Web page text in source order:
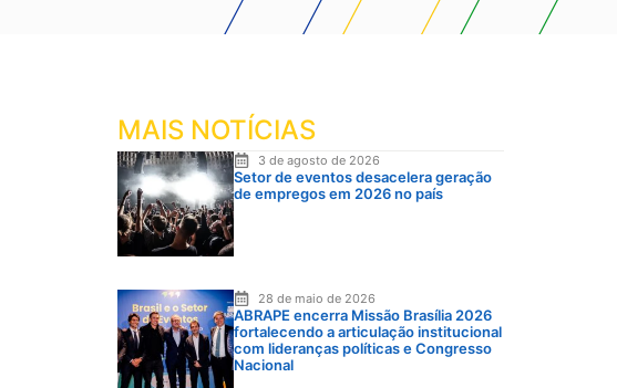
MAIS NOTÍCIAS
3 de agosto de 2026
Setor de eventos desacelera geração
de empregos em 2026 no país
28 de maio de 2026
ABRAPE encerra Missão Brasília 2026
fortalecendo a articulação institucional
com lideranças políticas e Congresso
Nacional